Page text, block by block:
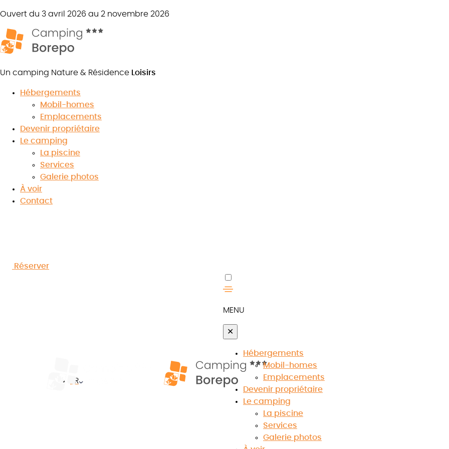
Ouvert du 3 avril 2026 au 2 novembre 2026
Un camping Nature & Résidence Loisirs
Hébergements
Mobil-homes
Emplacements
Devenir propriétaire
Le camping
La piscine
Services
Galerie photos
À voir
Contact
Réserver
FR
MENU
✕
Hébergements
Mobil-homes
Emplacements
Devenir propriétaire
Le camping
La piscine
Services
Galerie photos
Votre escapade culturelle au musée de Lodève